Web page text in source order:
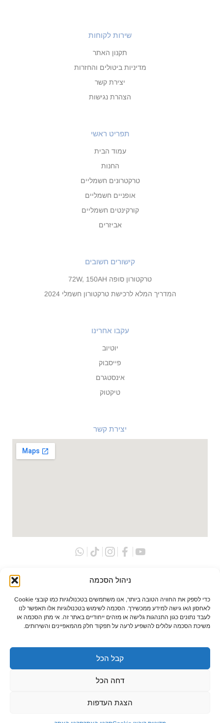
ניהול הסכמה
כדי לספק את החוויה הטובה ביותר, אנו משתמשים בטכנולוגיות כמו קובצי Cookie
לאחסון ו/או גישה למידע ממכשירך. הסכמה לשימוש בטכנולוגיות אלו תאפשר לנו
לעבד נתונים כגון התנהגות גלישה או מזהים ייחודיים באתר זה. אי מתן הסכמה או
משיכת הסכמה עלולים להשפיע לרעה על תפקוד חלק מהמאפיינים והשירותים.
קבל הכל
דחה הכל
הצגת העדפות
שירות לקוחות
תקנון האתר
מדיניות ביטולים והחזרות
יצירת קשר
הצהרת נגישות
תפריט ראשי
עמוד הבית
החנות
טרקטרונים חשמליים
אופניים חשמליים
קורקינטים חשמליים
אביזרים
קישורים חשובים
טרקטורון סופה 72W, 150AH
המדריך המלא לרכישת טרקטורון חשמלי 2024
עקבו אחרינו
יוטיוב
פייסבוק
אינסטגרם
טיקטוק
יצירת קשר
כל הזכויות שמורות לתמיר מוטורס חדשנות טכנולוגית בע”מ
2025 ©